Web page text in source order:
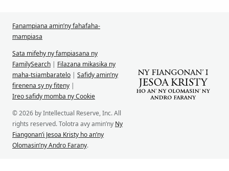
Fanampiana amin’ny fahafaha-
mampiasa
Sata mifehy ny fampiasana ny
FamilySearch | Filazana mikasika ny
maha-tsiambaratelo | Safidy amin’ny
firenena sy ny fiteny |
Ireo safidy momba ny Cookie
© 2026 by Intellectual Reserve, Inc. All
rights reserved. Tolotra avy amin’ny Ny
Fiangonan’i Jesoa Kristy ho an’ny
Olomasin’ny Andro Farany.